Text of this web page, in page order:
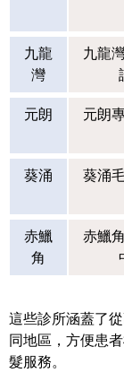
九龍
灣
九龍
元朗
元朗
葵涌 葵涌
赤鱲
角
赤鱲
這些診所涵蓋了
同地區，方便患
髮服務。